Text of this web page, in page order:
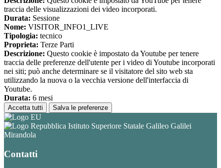
traccia delle visualizzazioni dei video incorporati.
Durata: Sessione
Nome: VISITOR_INFO1_LIVE
Tipologia: tecnico
Proprieta: Terze Parti
Descrizione: Questo cookie è impostato da Youtube per tenere
traccia delle preferenze dell'utente per i video di Youtube incorporati
nei siti; può anche determinare se il visitatore del sito web sta
utilizzando la nuova o la vecchia versione dell'interfaccia di
Youtube.
Durata: 6 mesi
Accetta tutti Salva le preferenze
Istituto Superiore Statale Galileo Galilei
Mirandola
Contatti